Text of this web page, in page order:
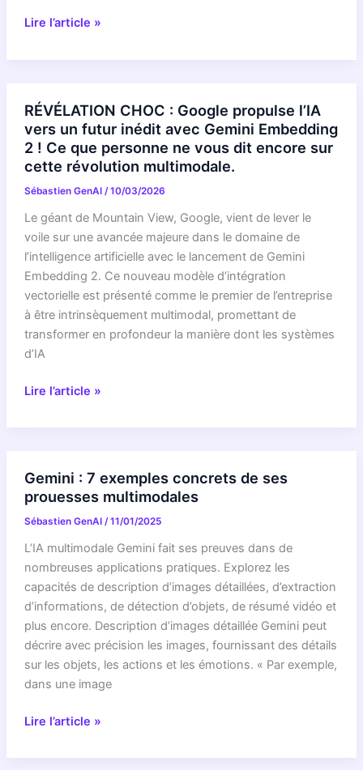
Building
Agentic
multimodal
RAG
and
beyond
Lire l’article »
RÉVÉLATION CHOC : Google propulse l’IA
vers un futur inédit avec Gemini Embedding
2 ! Ce que personne ne vous dit encore sur
cette révolution multimodale.
Sébastien GenAI /10/03/2026
Le géant de Mountain View, Google, vient de lever le
voile sur une avancée majeure dans le domaine de
l’intelligence artificielle avec le lancement de Gemini
Embedding 2. Ce nouveau modèle d’intégration
vectorielle est présenté comme le premier de l’entreprise
à être intrinsèquement multimodal, promettant de
transformer en profondeur la manière dont les systèmes
d’IA
RÉVÉLATION
l’IA
vers
un
futur
inédit
avec
Gemini
Embedding
2
!
Ce
personne
Lire l’article »
Gemini : 7 exemples concrets de ses
prouesses multimodales
Sébastien GenAI /11/01/2025
L’IA multimodale Gemini fait ses preuves dans de
nombreuses applications pratiques. Explorez les
capacités de description d’images détaillées, d’extraction
d’informations, de détection d’objets, de résumé vidéo et
plus encore. Description d’images détaillée Gemini peut
décrire avec précision les images, fournissant des détails
sur les objets, les actions et les émotions. « Par exemple,
dans une image
Gemini
Lire l’article »